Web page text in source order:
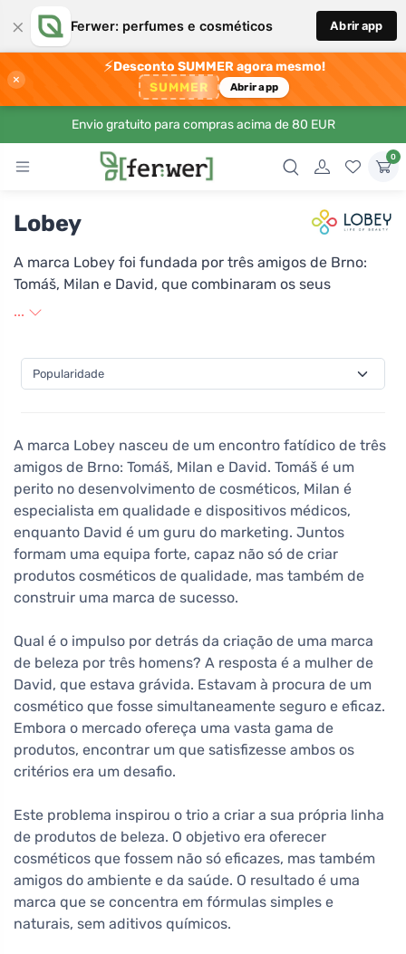
× Ferwer: perfumes e cosméticos Abrir app
×
⚡Desconto SUMMER agora mesmo!
SUMMER Abrir app
Envio gratuito para compras acima de 80 EUR
0
Lobey
A marca Lobey foi fundada por três amigos de Brno:
Tomáš, Milan e David, que combinaram os seus
conhecimentos nos domínios do desenvolvimento de
encontrar cosméticos seguros e eficazes. A Lobey é
especializada na produção de produtos cosméticos
Os produtos são testados e aprovados tanto por
homens como por mulheres, e foram concebidos para
serem eficazes e seguros.
...
A marca Lobey nasceu de um encontro fatídico de três
amigos de Brno: Tomáš, Milan e David. Tomáš é um
perito no desenvolvimento de cosméticos, Milan é
especialista em qualidade e dispositivos médicos,
enquanto David é um guru do marketing. Juntos
formam uma equipa forte, capaz não só de criar
produtos cosméticos de qualidade, mas também de
construir uma marca de sucesso.
Qual é o impulso por detrás da criação de uma marca
de beleza por três homens? A resposta é a mulher de
David, que estava grávida. Estavam à procura de um
cosmético que fosse simultaneamente seguro e eficaz.
Embora o mercado ofereça uma vasta gama de
produtos, encontrar um que satisfizesse ambos os
critérios era um desafio.
Este problema inspirou o trio a criar a sua própria linha
de produtos de beleza. O objetivo era oferecer
cosméticos que fossem não só eficazes, mas também
amigos do ambiente e da saúde. O resultado é uma
marca que se concentra em fórmulas simples e
naturais, sem aditivos químicos.